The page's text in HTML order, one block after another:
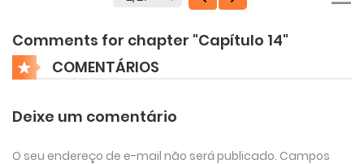
Comments for chapter "Capítulo 14"
COMENTÁRIOS
Deixe um comentário
O seu endereço de e-mail não será publicado. Campos